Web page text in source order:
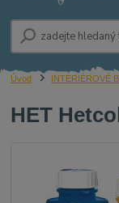
Úvod INTERIÉROVÉ
HET